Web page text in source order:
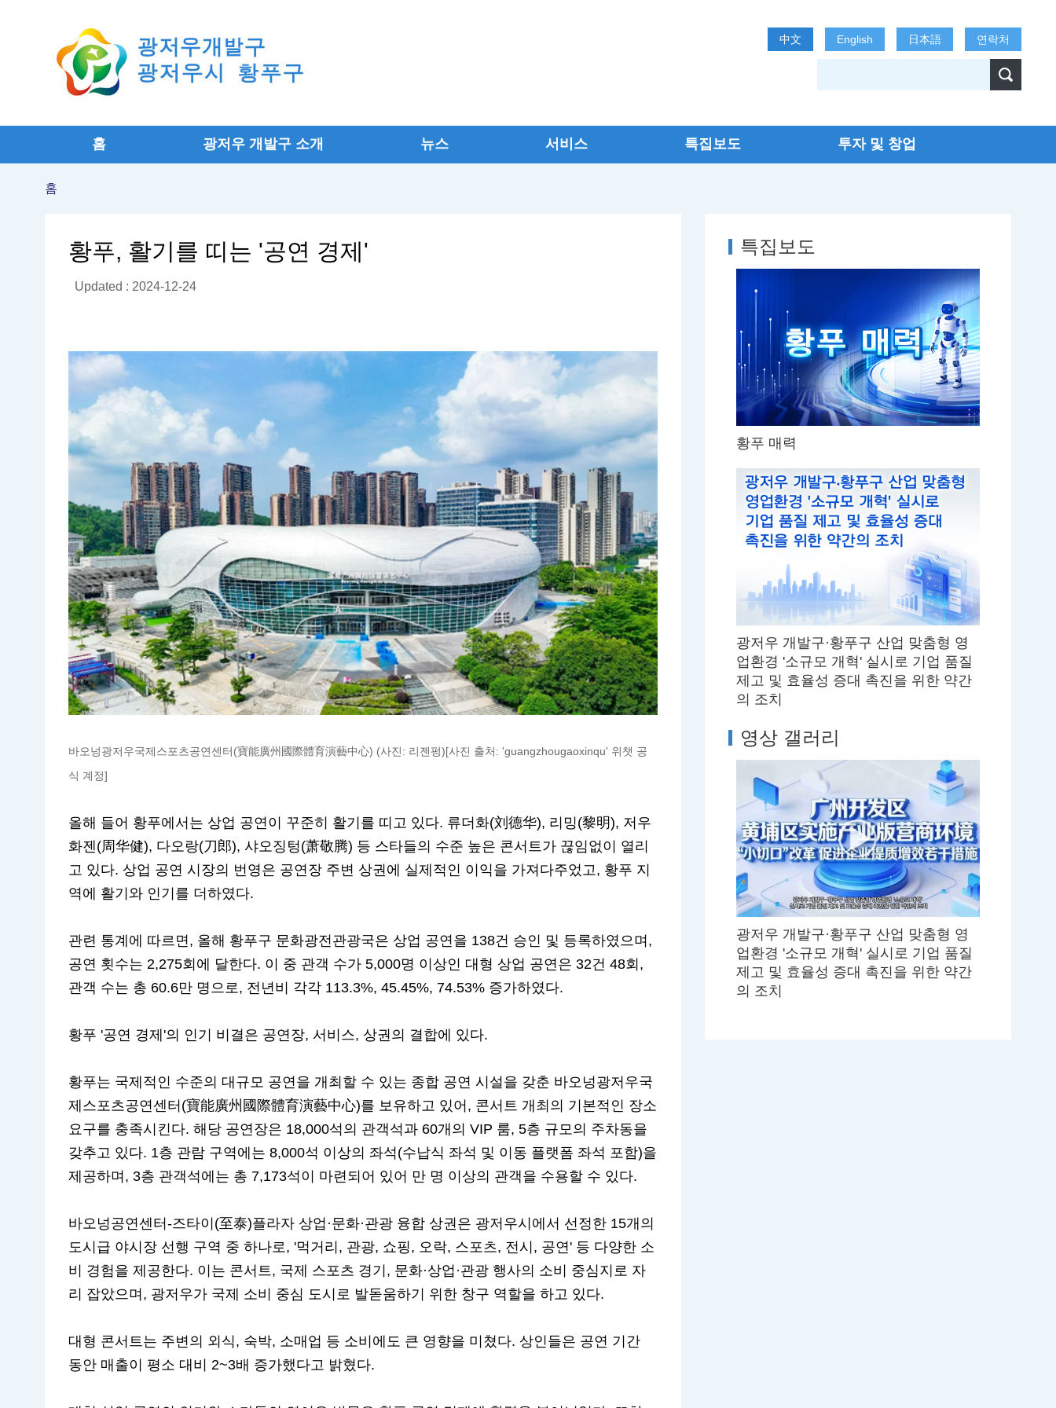
中文 English 日本語 연락처
홈 광저우 개발구 소개 뉴스 서비스 특집보도 투자 및 창업
홈
황푸, 활기를 띠는 '공연 경제'
Updated : 2024-12-24
바오넝광저우국제스포츠공연센터(寶能廣州國際體育演藝中心) (사진: 리젠펑)[사진 출처: 'guangzhougaoxinqu' 위챗 공
식 계정]
올해 들어 황푸에서는 상업 공연이 꾸준히 활기를 띠고 있다. 류더화(刘德华), 리밍(黎明), 저우
화젠(周华健), 다오랑(刀郎), 샤오징텅(萧敬腾) 등 스타들의 수준 높은 콘서트가 끊임없이 열리
고 있다. 상업 공연 시장의 번영은 공연장 주변 상권에 실제적인 이익을 가져다주었고, 황푸 지
역에 활기와 인기를 더하였다.
관련 통계에 따르면, 올해 황푸구 문화광전관광국은 상업 공연을 138건 승인 및 등록하였으며,
공연 횟수는 2,275회에 달한다. 이 중 관객 수가 5,000명 이상인 대형 상업 공연은 32건 48회,
관객 수는 총 60.6만 명으로, 전년비 각각 113.3%, 45.45%, 74.53% 증가하였다.
황푸 '공연 경제'의 인기 비결은 공연장, 서비스, 상권의 결합에 있다.
황푸는 국제적인 수준의 대규모 공연을 개최할 수 있는 종합 공연 시설을 갖춘 바오넝광저우국
제스포츠공연센터(寶能廣州國際體育演藝中心)를 보유하고 있어, 콘서트 개최의 기본적인 장소
요구를 충족시킨다. 해당 공연장은 18,000석의 관객석과 60개의 VIP 룸, 5층 규모의 주차동을
갖추고 있다. 1층 관람 구역에는 8,000석 이상의 좌석(수납식 좌석 및 이동 플랫폼 좌석 포함)을
제공하며, 3층 관객석에는 총 7,173석이 마련되어 있어 만 명 이상의 관객을 수용할 수 있다.
바오넝공연센터-즈타이(至泰)플라자 상업·문화·관광 융합 상권은 광저우시에서 선정한 15개의
도시급 야시장 선행 구역 중 하나로, '먹거리, 관광, 쇼핑, 오락, 스포츠, 전시, 공연' 등 다양한 소
비 경험을 제공한다. 이는 콘서트, 국제 스포츠 경기, 문화·상업·관광 행사의 소비 중심지로 자
리 잡았으며, 광저우가 국제 소비 중심 도시로 발돋움하기 위한 창구 역할을 하고 있다.
대형 콘서트는 주변의 외식, 숙박, 소매업 등 소비에도 큰 영향을 미쳤다. 상인들은 공연 기간
동안 매출이 평소 대비 2~3배 증가했다고 밝혔다.
특집보도
황푸 매력
광저우 개발구·황푸구 산업 맞춤형 영
업환경 '소규모 개혁' 실시로 기업 품질
제고 및 효율성 증대 촉진을 위한 약간
의 조치
영상 갤러리
광저우 개발구·황푸구 산업 맞춤형 영
업환경 '소규모 개혁' 실시로 기업 품질
제고 및 효율성 증대 촉진을 위한 약간
의 조치